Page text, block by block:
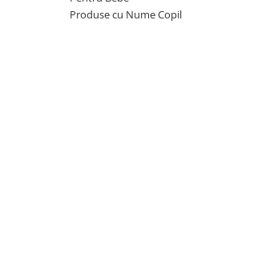
Produse cu Nume Copil